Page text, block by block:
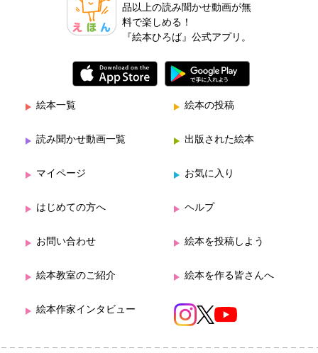
品以上の読み聞かせ動画が無
料で楽しめる！
『絵本ひろば』公式アプリ。
絵本一覧 絵本の投稿
読み聞かせ動画一覧 出版された絵本
マイページ お気に入り
はじめての方へ ヘルプ
お問い合わせ 絵本を投稿しよう
絵本教室のご紹介 絵本を作る皆さんへ
絵本作家インタビュー